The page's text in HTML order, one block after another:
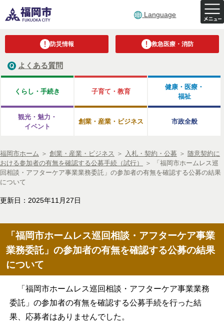
Language
防災情報 救急医療・消防
よくある質問
くらし・手続き 子育て・教育
健康・医療・
福祉
観光・魅力・
イベント
創業・産業・ビジネス 市政全般
福岡市ホーム ＞ 創業・産業・ビジネス ＞ 入札・契約・公募 ＞ 随意契約に
おける参加者の有無を確認する公募手続（試行）
＞
「福岡市ホームレス巡
回相談・アフターケア事業業務委託」の参加者の有無を確認する公募の結果
について
更新日：2025年11月27日
「福岡市ホームレス巡回相談・アフターケア事業
業務委託」の参加者の有無を確認する公募の結果
について
「福岡市ホームレス巡回相談・アフターケア事業業務
委託」の参加者の有無を確認する公募手続を行った結
果、応募者はありませんでした。